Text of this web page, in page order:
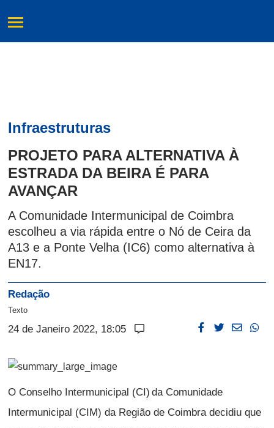
Infraestruturas
PROJETO PARA ALTERNATIVA À
ESTRADA DA BEIRA É PARA
AVANÇAR
A Comunidade Intermunicipal de Coimbra
escolheu a via rápida entre o Nó de Ceira da
A13 e a Ponte Velha (IC6) como alternativa à
EN17.
Redação
Texto
24 de Janeiro 2022, 18:05
O Conselho Intermunicipal (CI) da Comunidade
Intermunicipal (CIM) da Região de Coimbra decidiu que